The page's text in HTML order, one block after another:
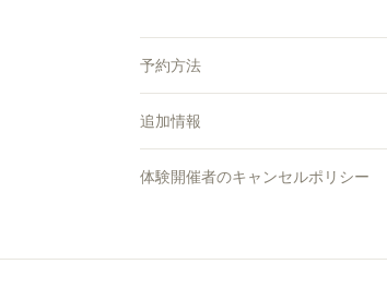
予約方法
追加情報
体験開催者のキャンセルポリシー